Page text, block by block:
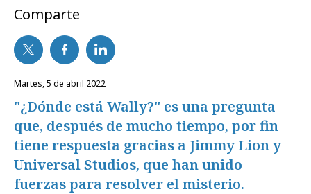
Comparte
martes, 5 de abril 2022
"¿Dónde está Wally?" es una pregunta
que, después de mucho tiempo, por fin
tiene respuesta gracias a Jimmy Lion y
Universal Studios, que han unido
fuerzas para resolver el misterio.